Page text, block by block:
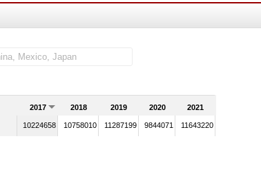
2017 2018 2019 2020 2021
10224658 10758010 11287199 9844071 11643220